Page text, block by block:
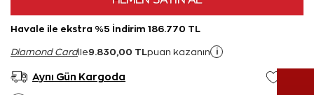
Havale ile ekstra %5 İndirim 186.770 TL
Diamond Cardile9.830,00 TL puan kazanın i
Aynı Gün Kargoda